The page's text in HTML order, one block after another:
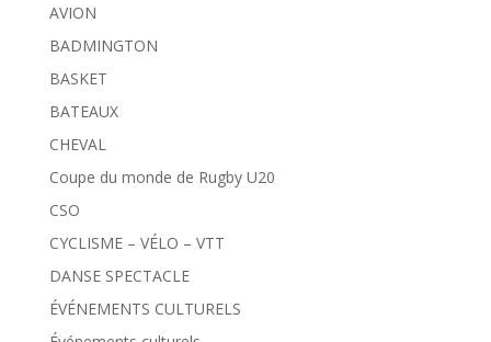
AVION
BADMINGTON
BASKET
BATEAUX
CHEVAL
Coupe du monde de Rugby U20
CSO
CYCLISME – VÉLO – VTT
DANSE SPECTACLE
ÉVÉNEMENTS CULTURELS